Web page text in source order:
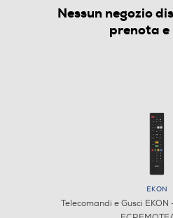
TELECOMANDI E GUSCI
Nessun negozio
prenota
EKON
Telecomandi e Gusci EKON